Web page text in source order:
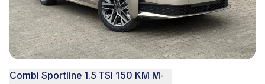
Combi Sportline 1.5 TSI 150 KM M-